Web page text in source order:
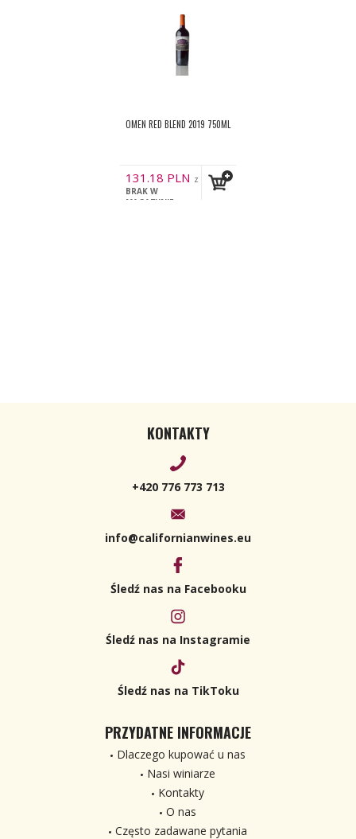
OMEN RED BLEND 2019 750ML
131.18 PLN z
VAT
BRAK W
MAGAZYNIE
KONTAKTY
+420 776 773 713
info@californianwines.eu
Śledź nas na Facebooku
Śledź nas na Instagramie
Śledź nas na TikToku
PRZYDATNE INFORMACJE
Dlaczego kupować u nas
Nasi winiarze
Kontakty
O nas
Często zadawane pytania